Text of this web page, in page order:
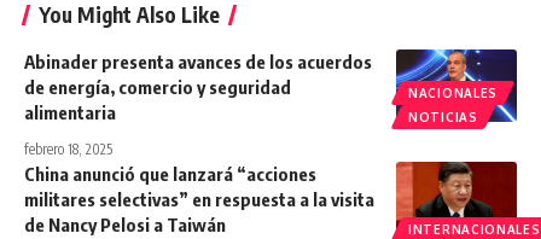
You Might Also Like
NACIONALES
NOTICIAS
Abinader presenta avances de los acuerdos
de energía, comercio y seguridad
alimentaria
febrero 18, 2025
INTERNACIONALES
China anunció que lanzará “acciones
militares selectivas” en respuesta a la visita
de Nancy Pelosi a Taiwán